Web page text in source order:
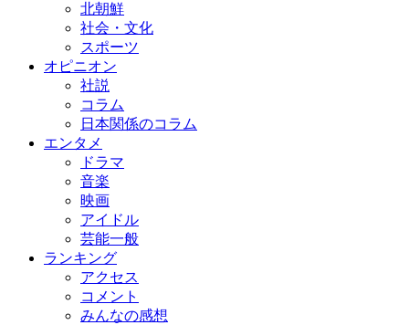
北朝鮮
社会・文化
スポーツ
オピニオン
社説
コラム
日本関係のコラム
エンタメ
ドラマ
音楽
映画
アイドル
芸能一般
ランキング
アクセス
コメント
みんなの感想